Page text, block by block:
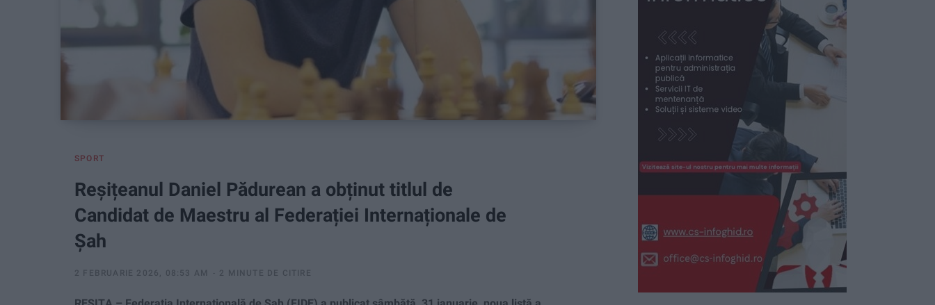
SPORT
Reșițeanul Daniel Pădurean a obținut titlul de
Candidat de Maestru al Federației Internaționale de
Șah
2 FEBRUARIE 2026, 08:53 AM 2 MINUTE DE CITIRE